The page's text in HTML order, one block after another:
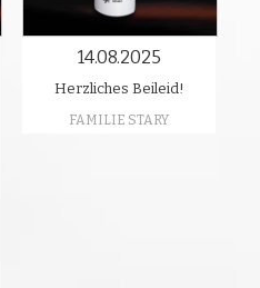
14.08.2025
Herzliches Beileid!
FAMILIE STARY